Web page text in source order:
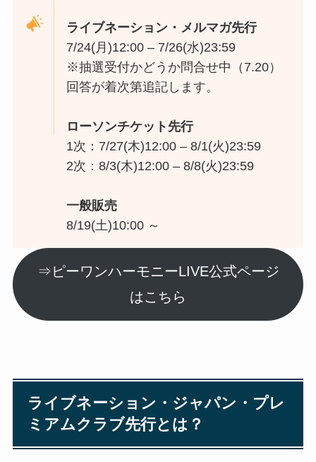
ライブネーション・メルマガ先行
7/24(月)12:00 – 7/26(水)23:59
※抽選受付かどうか問合せ中（7.20）
回答が着次第追記します。
ローソンチケット先行
1次：7/27(木)12:00 – 8/1(火)23:59
2次：8/3(木)12:00 – 8/8(火)23:59
一般販売
8/19(土)10:00 ～
⇒ピーワンハーモニーLIVE公式ページ
はこちら
ライブネーション・ジャパン・プレ
ミアムクラブ先行とは？